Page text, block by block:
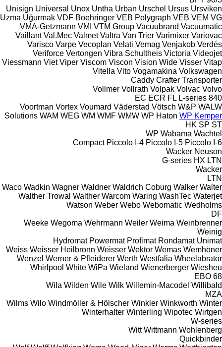
Unisign Universal Unox Untha Urban Urschel Ursus Ursviken
Uzma Uğurmak VDF Boehringer VEB Polygraph VEB VEM VG
VMA-Getzmann VMI VTM Group Vacuubrand Vacuumatic
Vaillant Val.Mec Valmet Valtra Van Trier Varimixer Variovac
Varisco Varpe Vecoplan Velati Vemag Venjakob Verdés
Veriforce Vertongen Vibra Schultheis Victoria Videojet
Viessmann Viet Viper Viscom Viscon Vision Wide Visser Vitap
Vitella Vito Vogamakina Volkswagen
Caddy Crafter Transporter
Vollmer Vollrath Volpak Volvac Volvo
840
EC ECR FL L-series
Voortman Vortex Voumard Väderstad Vötsch W&P WALW
Solutions WAM WEG WM WMF WMW WP Haton WP Kemper
HK SP ST
WP Wabama Wachtel
Compact Piccolo I-4 Piccolo I-5 Piccolo I-6
Wacker Neuson
G-series HX LTN
Wacker
LTN
Waco Wadkin Wagner Waldner Waldrich Coburg Walker Walter
Walther Trowal Walther Warcom Waring WashTec Waterjet
Watson Weber Webo Webomatic Wedholms
DF
Weeke Wegoma Wehrmann Weiler Weima Weinbrenner
Weinig
Hydromat Powermat Profimat Rondamat Unimat
Weiss Weisser Heilbronn Weisser Wektor Wemas Wemhöner
Wenzel Werner & Pfleiderer Werth Westfalia Wheelabrator
Whirlpool White WiPa Wieland Wienerberger Wiesheu
EBO 68
Wila Wilden Wile Wilk Willemin-Macodel Willibald
MZA
Wilms Wilo Windmöller & Hölscher Winkler Winkworth Winter
Winterhalter Winterling Wipotec Wirtgen
W-series
Witt Wittmann Wohlenberg
Quickbinder